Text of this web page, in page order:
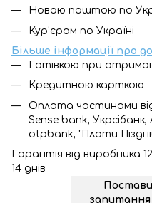
Новою поштою по
Кур'єром по Україні
Більше інформації про
Готівкою при
Кредитною карткою
Оплата частинами
Sense bank,
otpbank, "Плати
Гарантія від виробника 12
14 днів